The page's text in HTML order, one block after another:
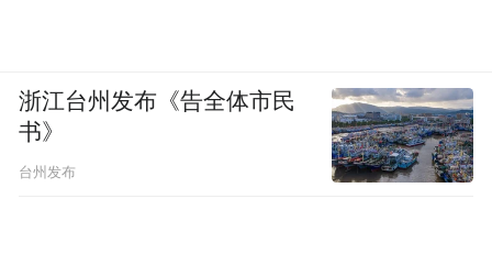
浙江台州发布《告全体市民
书》
台州发布